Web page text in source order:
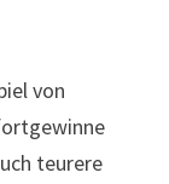
von
teurere